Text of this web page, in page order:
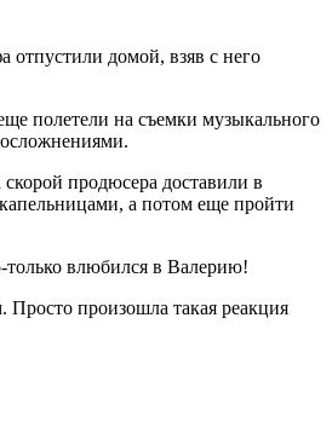
отпустили домой, взяв с него
полетели на съемки музыкального
продюсера доставили в
а потом еще пройти
только влюбился в Валерию!
Просто произошла такая реакция